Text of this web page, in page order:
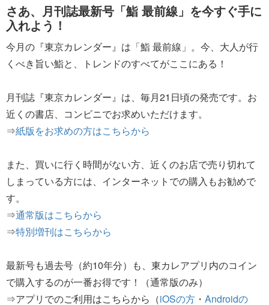
さあ、月刊誌最新号「鮨 最前線」を今すぐ手に
入れよう！
今月の『東京カレンダー』は「鮨 最前線」。今、大人が行
くべき旨い鮨と、トレンドのすべてがここにある！
月刊誌『東京カレンダー』は、毎月21日頃の発売です。お
近くの書店、コンビニでお求めいただけます。
⇒紙版をお求めの方はこちらから
また、買いに行く時間がない方、近くのお店で売り切れて
しまっている方には、インターネットでの購入もお勧めで
す。
⇒通常版はこちらから
⇒特別増刊はこちらから
最新号も過去号（約10年分）も、東カレアプリ内のコイン
で購入するのが一番お得です！（通常版のみ）
⇒アプリでのご利用はこちらから（iOSの方 ・ Androidの